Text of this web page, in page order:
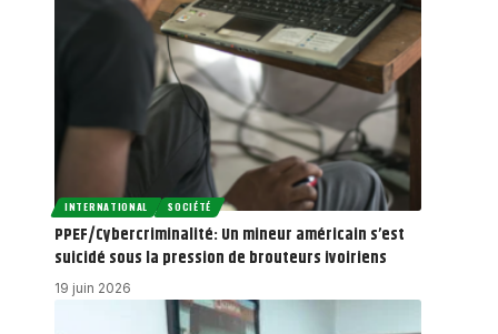
INTERNATIONAL SOCIÉTÉ
PPEF/Cybercriminalité: Un mineur américain s’est
suicidé sous la pression de brouteurs ivoiriens
19 juin 2026